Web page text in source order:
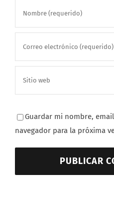
Guardar mi nombre,
navegador para la próxima